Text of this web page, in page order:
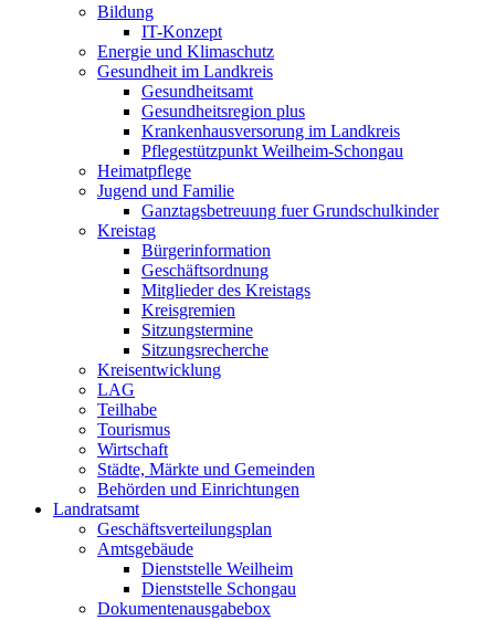
Bildung
IT-Konzept
Energie und Klimaschutz
Gesundheit im Landkreis
Gesundheitsamt
Gesundheitsregion plus
Krankenhausversorung im Landkreis
Pflegestützpunkt Weilheim-Schongau
Heimatpflege
Jugend und Familie
Ganztagsbetreuung fuer Grundschulkinder
Kreistag
Bürgerinformation
Geschäftsordnung
Mitglieder des Kreistags
Kreisgremien
Sitzungstermine
Sitzungsrecherche
Kreisentwicklung
LAG
Teilhabe
Tourismus
Wirtschaft
Städte, Märkte und Gemeinden
Behörden und Einrichtungen
Landratsamt
Geschäftsverteilungsplan
Amtsgebäude
Dienststelle Weilheim
Dienststelle Schongau
Dokumentenausgabebox